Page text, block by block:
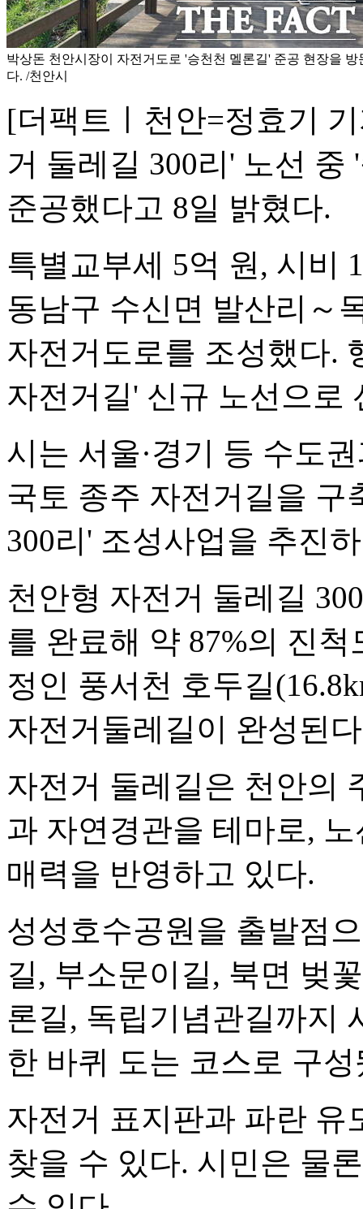
박상돈 천안시장이 자전거도로 '승천천 멜론길' 준공 현장을
다. /천안시
[더팩트ㅣ천안=정효기
거 둘레길 300리' 노선
준공했다고 8일 밝혔다.
특별교부세 5억 원, 시비
동남구 수신면 발산리～
자전거도로를 조성했다.
자전거길' 신규 노선으로
시는 서울·경기 등 수도
국토 종주 자전거길을 구
300리' 조성사업을 추진
천안형 자전거 둘레길
를 완료해 약 87%의 진
정인 풍서천 호두길
자전거둘레길이 완성된
자전거 둘레길은 천안의
과 자연경관을 테마로,
매력을 반영하고 있다.
성성호수공원을 출발점
길, 부소문이길, 북면 벚
론길, 독립기념관길까지
한 바퀴 도는 코스로 구
자전거 표지판과 파란 유
찾을 수 있다. 시민은 물